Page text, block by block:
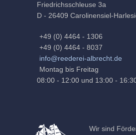
Friedrichsschleuse 3a
D - 26409 Carolinensiel-
+49 (0) 4464 - 1306
+49 (0) 4464 - 8037
info@reederei-albrecht.de
Montag bis Freitag
08:00 - 12:00 und 13:00 -
Wir sind